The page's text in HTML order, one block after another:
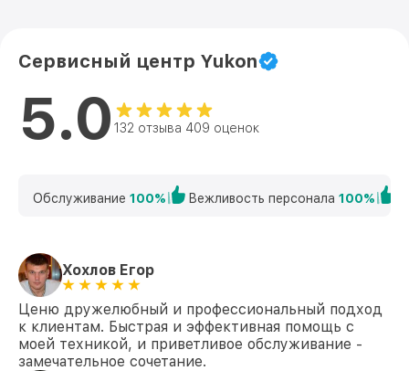
Сервисный центр Yukon
5.0 132 отзыва 409 оценок
Обслуживание 100% Вежливость персонала 100%
Хохлов Егор
Ценю дружелюбный и профессиональный подход
к клиентам. Быстрая и эффективная помощь с
моей техникой, и приветливое обслуживание -
замечательное сочетание.